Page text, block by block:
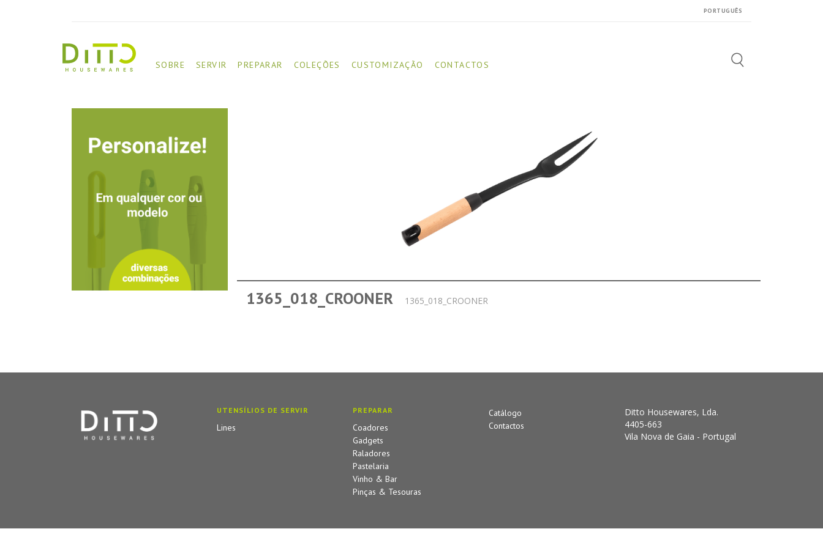
PORTUGUÊS
SOBRE SERVIR PREPARAR COLEÇÕES CUSTOMIZAÇÃO CONTACTOS
Search
1365_018_CROONER 1365_018_CROONER
UTENSÍLIOS DE SERVIR
Lines
PREPARAR
Coadores
Gadgets
Raladores
Pastelaria
Vinho & Bar
Pinças & Tesouras
Catálogo
Contactos
Ditto Housewares, Lda.
4405-663
Vila Nova de Gaia - Portugal